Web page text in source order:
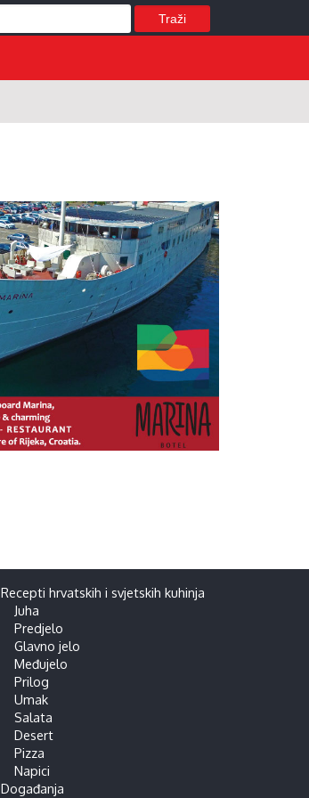
Traži
Recepti hrvatskih i svjetskih kuhinja
Juha
Predjelo
Glavno jelo
Međujelo
Prilog
Umak
Salata
Desert
Pizza
Napici
Događanja